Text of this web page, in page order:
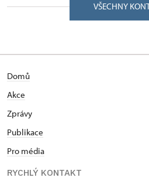
VŠECHNY
Domů
Akce
Zprávy
Publikace
Pro média
RYCHLÝ KONTAKT